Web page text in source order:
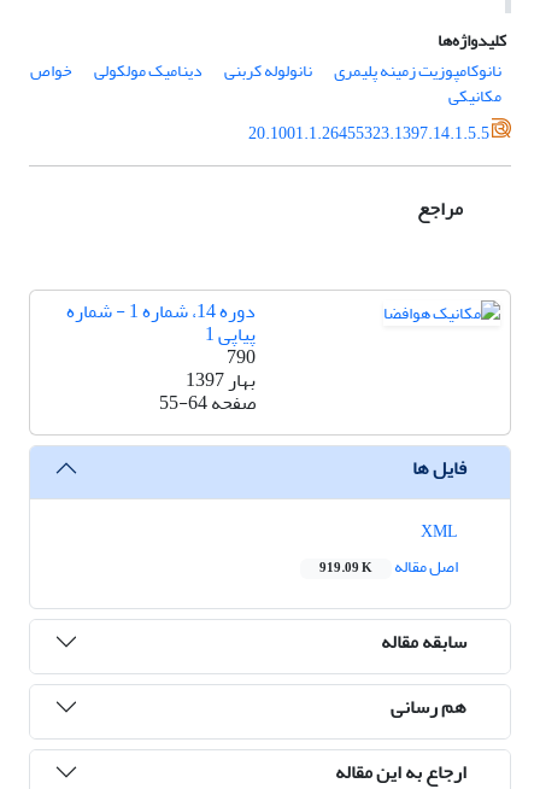
کلیدواژه‌ها
نانوکامپوزیت زمینه پلیمری
نانولوله کربنی دینامیک مولکولی خواص
مکانیکی
20.1001.1.26455323.1397.14.1.5.5
مراجع
دوره 14، شماره 1 - شماره
پیاپی 1
790
بهار 1397
صفحه55-64
فایل ها
اصل مقاله
919.09 K
سابقه مقاله
هم رسانی
ارجاع به این مقاله